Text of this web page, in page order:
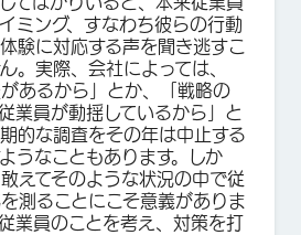
ミング、すなわち彼らの行動
験に対応する声を聞き逃すこ
。実際、会社によっては、
があるから」とか、「戦略の
業員が動揺しているから」と
的な調査をその年は中止する
うなこともあります。しか
えてそのような状況の中で従
測ることにこそ意義がありま
業員のことを考え、対策を打